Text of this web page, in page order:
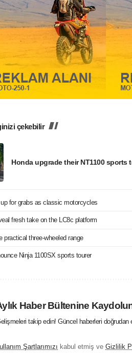
çekebilir
Honda upgrade their NT1100 sports
for grabs as classic motorcycles
fresh take on the LC8c platform
practical three-wheeled range
Ninja 1100SX sports tourer
Haber Bültenine
takip edin! Güncel haberleri doğrudan
Şartlarımızı kabul etmiş ve Gizlilik